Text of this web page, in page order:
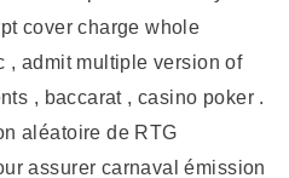
cover charge whole
, admit multiple version of
, baccarat , casino poker .
aléatoire de RTG
assurer carnaval émission